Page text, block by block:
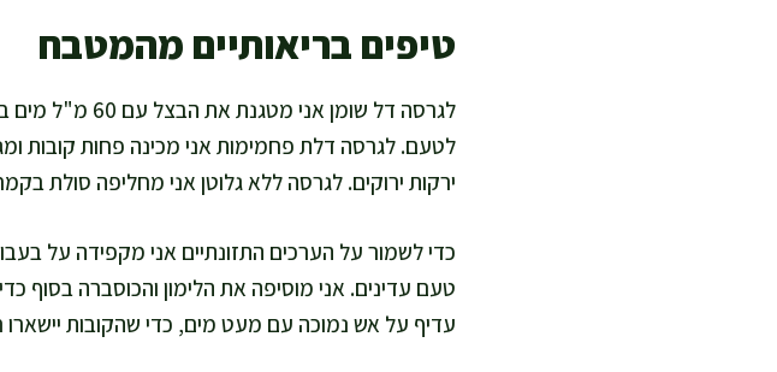
טיפים בריאותיים מהמטבח
לגרסה דל שומן
לטעם. לגרסה דלת פחמימות אני מכינה פחות קובות
ירקות ירוקים. לגרסה ללא גלוטן אני מחליפה סולת
כדי לשמור על הערכים התזונתיים אני מקפידה על
עדיף על אש נמוכה עם מעט מים, כדי שהקובות יישארו